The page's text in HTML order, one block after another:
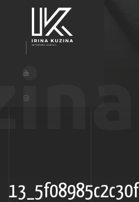
13_5f08985c2c30f